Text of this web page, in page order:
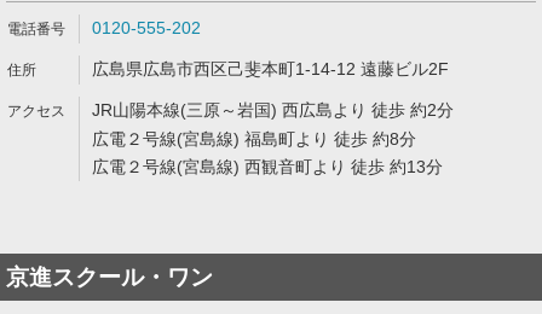
0120-555-202
広島県広島市西区己斐本町1-14-12 遠藤ビル2F
JR山陽本線(三原～岩国) 西広島より 徒歩 約2分
広電２号線(宮島線) 福島町より 徒歩 約8分
広電２号線(宮島線) 西観音町より 徒歩 約13分
京進スクール・ワン